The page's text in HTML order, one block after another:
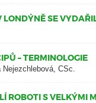
SE
– TERMINOLOGIE
CSc.
ROBOTI S VELKÝMI